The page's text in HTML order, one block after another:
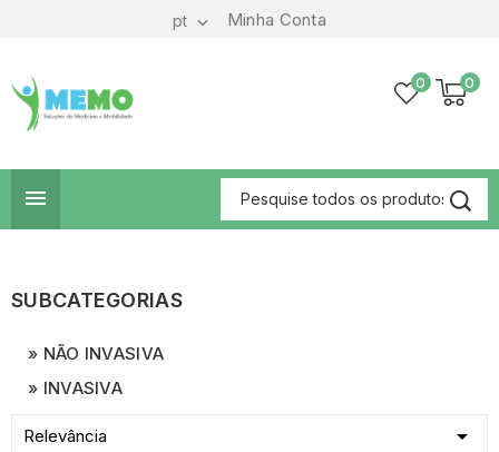
Minha Conta
pt 
0
0

SUBCATEGORIAS
NÃO INVASIVA
INVASIVA
Relevância 